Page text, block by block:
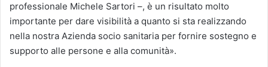
professionale Michele Sartori –, è un risultato molto
importante per dare visibilità a quanto si sta realizzando
nella nostra Azienda socio sanitaria per fornire sostegno e
supporto alle persone e alla comunità».